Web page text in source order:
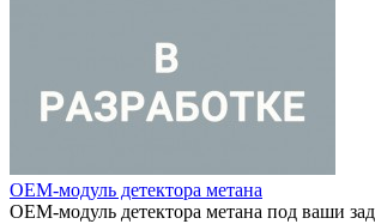
OEM-модуль детектора метана
OEM-модуль детектора метана под ваши